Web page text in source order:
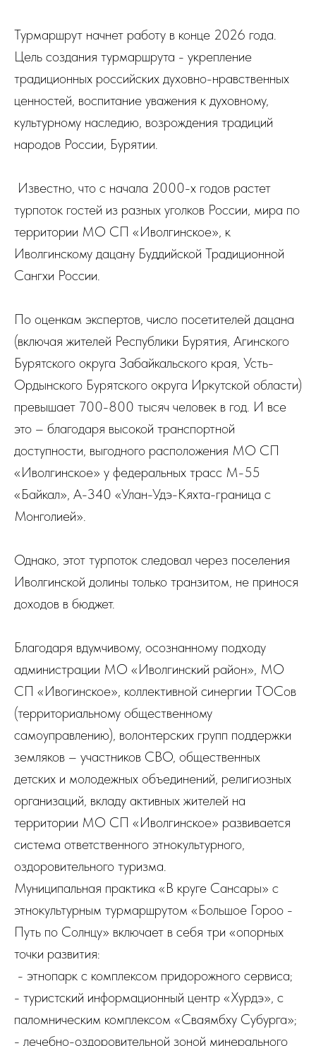
Турмаршрут начнет работу в конце 2026 года.
Цель создания турмаршрута - укрепление
традиционных российских духовно-нравственных
ценностей, воспитание уважения к духовному,
культурному наследию, возрождения традиций
народов России, Бурятии.
Известно, что с начала 2000-х годов растет
турпоток гостей из разных уголков России, мира по
территории МО СП «Иволгинское», к
Иволгинскому дацану Буддийской Традиционной
Сангхи России.
По оценкам экспертов, число посетителей дацана
(включая жителей Республики Бурятия, Агинского
Бурятского округа Забайкальского края, Усть-
Ордынского Бурятского округа Иркутской области)
превышает 700-800 тысяч человек в год. И все
это – благодаря высокой транспортной
доступности, выгодного расположения МО СП
«Иволгинское» у федеральных трасс М-55
«Байкал», А-340 «Улан-Удэ-Кяхта-граница с
Монголией».
Однако, этот турпоток следовал через поселения
Иволгинской долины только транзитом, не принося
доходов в бюджет.
Благодаря вдумчивому, осознанному подходу
администрации МО «Иволгинский район», МО
СП «Ивогинское», коллективной синергии ТОСов
(территориальному общественному
самоуправлению), волонтерских групп поддержки
земляков – участников СВО, общественных
детских и молодежных объединений, религиозных
организаций, вкладу активных жителей на
территории МО СП «Иволгинское» развивается
система ответственного этнокультурного,
оздоровительного туризма.
Муниципальная практика «В круге Сансары» с
этнокультурным турмаршрутом «Большое Гороо -
Путь по Солнцу» включает в себя три «опорных
точки развития:
- этнопарк с комплексом придорожного сервиса;
- туристский информационный центр «Хурдэ», с
паломническим комплексом «Сваямбху Субурга»;
- лечебно-оздоровительной зоной минерального